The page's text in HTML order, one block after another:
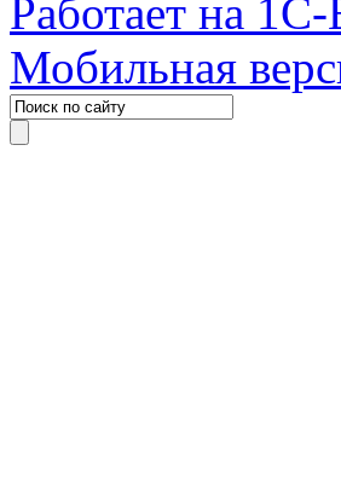
Работает на
Мобильная